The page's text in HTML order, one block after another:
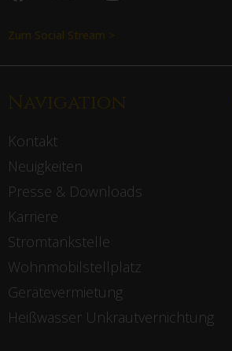
Zum Social Stream >
Navigation
Kontakt
Neuigkeiten
Presse & Downloads
Karriere
Stromtankstelle
Wohnmobilstellplatz
Gerätevermietung
Heißwasser Unkrautvernichtung